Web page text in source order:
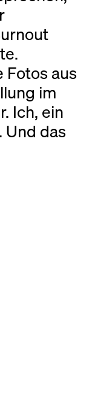
Fotos aus
im
Ich, ein
Und das